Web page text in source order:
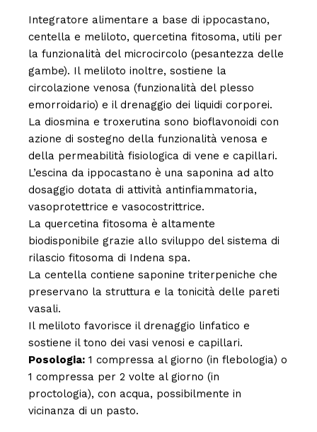
Integratore alimentare a base di ippocastano,
centella e meliloto, quercetina fitosoma, utili per
la funzionalità del microcircolo (pesantezza delle
gambe). Il meliloto inoltre, sostiene la
circolazione venosa (funzionalità del plesso
emorroidario) e il drenaggio dei liquidi corporei.
La diosmina e troxerutina sono bioflavonoidi con
azione di sostegno della funzionalità venosa e
della permeabilità fisiologica di vene e capillari.
L’escina da ippocastano è una saponina ad alto
dosaggio dotata di attività antinfiammatoria,
vasoprotettrice e vasocostrittrice.
La quercetina fitosoma è altamente
biodisponibile grazie allo sviluppo del sistema di
rilascio fitosoma di Indena spa.
La centella contiene saponine triterpeniche che
preservano la struttura e la tonicità delle pareti
vasali.
Il meliloto favorisce il drenaggio linfatico e
sostiene il tono dei vasi venosi e capillari.
Posologia: 1 compressa al giorno (in flebologia) o
1 compressa per 2 volte al giorno (in
proctologia), con acqua, possibilmente in
vicinanza di un pasto.